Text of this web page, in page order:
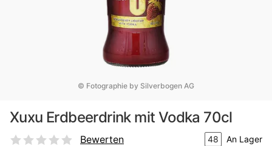
© Fotographie by Silverbogen AG
Xuxu Erdbeerdrink mit Vodka 70cl
Bewerten 48 An Lager